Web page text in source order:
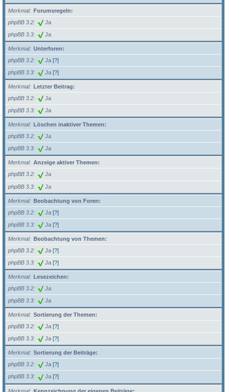
Merkmal
Forumsregeln:
phpBB 3.2
Ja
phpBB 3.3 Ja
Merkmal
Unterforen:
phpBB 3.2
Ja [?]
phpBB 3.3 Ja [?]
Merkmal
Letzter Beitrag:
phpBB 3.2
Ja
phpBB 3.3 Ja
Merkmal
Löschen inaktiver Themen:
phpBB 3.2
Ja
phpBB 3.3 Ja
Merkmal
Anzeige aktiver Themen:
phpBB 3.2
Ja
phpBB 3.3 Ja
Merkmal
Beobachtung von Foren:
phpBB 3.2
Ja [?]
phpBB 3.3 Ja [?]
Merkmal
Beobachtung von Themen:
phpBB 3.2
Ja [?]
phpBB 3.3 Ja [?]
Merkmal
Lesezeichen:
phpBB 3.2
Ja
phpBB 3.3 Ja
Merkmal
Sortierung der Themen:
phpBB 3.2
Ja [?]
phpBB 3.3 Ja [?]
Merkmal
Sortierung der Beiträge:
phpBB 3.2
Ja [?]
phpBB 3.3 Ja [?]
Merkmal
Kennzeichnung der eigenen Beiträge: